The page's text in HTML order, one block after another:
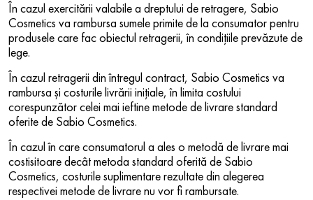
În cazul exercitării valabile a dreptului de retragere, Sabio
Cosmetics va rambursa sumele primite de la consumator pentru
produsele care fac obiectul retragerii, în condițiile prevăzute de
lege.
În cazul retragerii din întregul contract, Sabio Cosmetics va
rambursa și costurile livrării inițiale, în limita costului
corespunzător celei mai ieftine metode de livrare standard
oferite de Sabio Cosmetics.
În cazul în care consumatorul a ales o metodă de livrare mai
costisitoare decât metoda standard oferită de Sabio
Cosmetics, costurile suplimentare rezultate din alegerea
respectivei metode de livrare nu vor fi rambursate.